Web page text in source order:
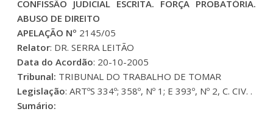
CONFISSÃO JUDICIAL ESCRITA. FORÇA PROBATÓRIA.
ABUSO DE DIREITO
APELAÇÃO Nº 2145/05
Relator: DR. SERRA LEITÃO
Data do Acordão: 20-10-2005
Tribunal: TRIBUNAL DO TRABALHO DE TOMAR
Legislação: ARTºS 334º; 358º, Nº 1; E 393º, Nº 2, C. CIV. .
Sumário: